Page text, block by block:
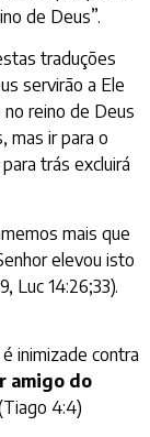
de Deus”.
traduções
servirão a Ele
reino de Deus
mas ir para o
trás excluirá
mais que
elevou isto
Luc 14:26;33).
inimizade contra
amigo do
4:4)